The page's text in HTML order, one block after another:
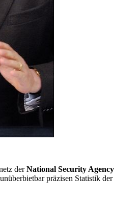
derNational Security Agency
präzisen Statistik der